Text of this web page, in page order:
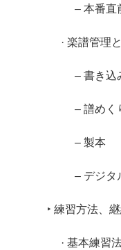
– 本番直
· 楽譜管理
– 書き込
– 譜めく
– 製本
– デジタ
‣ 練習方法、
· 基本練習